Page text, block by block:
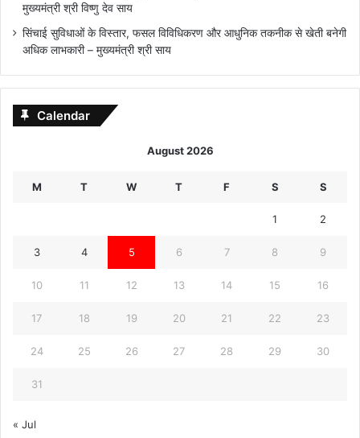
मुख्यमंत्री श्री विष्णु देव साय
सिंचाई सुविधाओं के विस्तार, फसल विविधिकरण और आधुनिक तकनीक से खेती बनेगी
अधिक लाभकारी – मुख्यमंत्री श्री साय
Calendar
August 2026
M T W T F S S
1 2
3 4 5 6 7 8 9
10 11 12 13 14 15 16
17 18 19 20 21 22 23
24 25 26 27 28 29 30
31
« Jul